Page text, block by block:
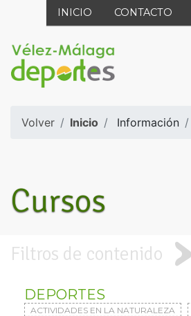
INICIO CONTACTO
Volver Inicio Información
Cursos
Filtros de contenido
DEPORTES
ACTIVIDADES EN LA NATURALEZA